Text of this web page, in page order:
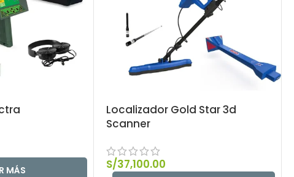
MÁS
Localizador Gold Star 3d
Scanner
S/37,100.00